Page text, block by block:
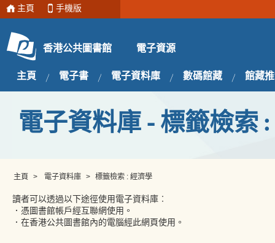
主頁 手機版
香港公共圖書館 電子資源
主頁 電子書 電子資料庫 數碼館藏 館藏
電子資料庫 - 標籤檢索
主頁 > 電子資料庫 > 標籤檢索 : 經濟學
讀者可以透過以下途徑使用電子資料庫︰
．憑圖書館帳戶經互聯網使用。
．在香港公共圖書館內的電腦經此網頁使用。